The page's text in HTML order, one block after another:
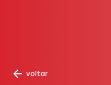
voltar